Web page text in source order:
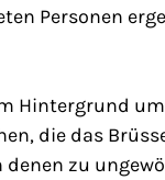
Personen
Hintergrund
die das
zu